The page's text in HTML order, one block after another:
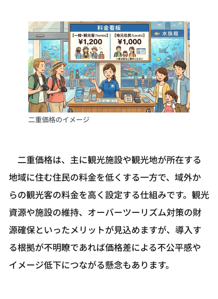
二重価格のイメージ
二重価格は、主に観光施設や観光地が所在する
地域に住む住民の料金を低くする一方で、域外か
らの観光客の料金を高く設定する仕組みです。観光
資源や施設の維持、オーバーツーリズム対策の財
源確保といったメリットが見込めますが、導入す
る根拠が不明瞭であれば価格差による不公平感や
イメージ低下につながる懸念もあります。